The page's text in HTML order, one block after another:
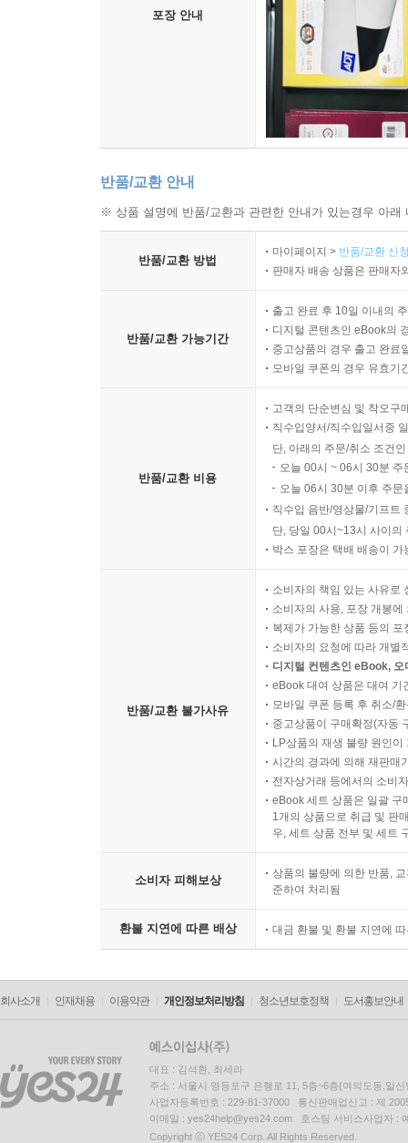
포장 안내
반품/교환 안내
※ 상품 설명에 반품/교환과 관련한 안내가 있는경우 아
반품/교환 방법
마이페이지 > 반품/교환 신
판매자 배송 상품은 판매자
반품/교환 가능기간
출고 완료 후 10일 이내의
디지털 콘텐츠인 eBook의
중고상품의 경우 출고 완료
모바일 쿠폰의 경우 유효기
반품/교환 비용
고객의 단순변심 및 착오구
직수입양서/직수입일서중
단, 아래의 주문/취소 조건
오늘 00시 ~ 06시 30분
오늘 06시 30분 이후 주
직수입 음반/영상물/기프트
단, 당일 00시~13시 사이의
박스 포장은 택배 배송이
반품/교환 불가사유
소비자의 책임 있는 사유로
소비자의 사용, 포장 개봉
복제가 가능한 상품 등의
소비자의 요청에 따라 개별
디지털 컨텐츠인 eBook,
eBook 대여 상품은 대여 기
모바일 쿠폰 등록 후 취소/
중고상품이 구매확정(자동
LP상품의 재생 불량 원인
시간의 경과에 의해 재판매
전자상거래 등에서의 소비
eBook 세트 상품은 일괄 구
1개의 상품으로 취급 및 판
우, 세트 상품 전부 및 세트
소비자 피해보상
상품의 불량에 의한 반품,
준하여 처리됨
환불 지연에 따른 배상 대금 환불 및 환불 지연에
회사소개 인재채용 이용약관 개인정보처리방침 청소년보호정책 도서홍보안내
대표 : 김석환, 최세라
주소 : 서울시 영등포구 은행로 11, 5층~6층(여의도동,일신
사업자등록번호 : 229-81-37000 통신판매업신고 : 제
이메일 : yes24help@yes24.com 호스팅 서비스사업자 :
Copyright ⓒ YES24 Corp. All Rights Reserved.